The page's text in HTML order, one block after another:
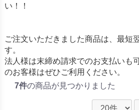
い！！
ご注文いただきました商品は、最短
す。
法人様は末締め請求でのお支払いも
のお客様はぜひご利用ください。
7件の商品が見つかりました